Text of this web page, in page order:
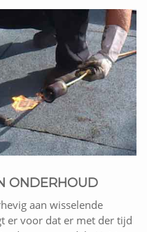
ONDERHOUD
aan wisselende
er voor dat er met der tijd